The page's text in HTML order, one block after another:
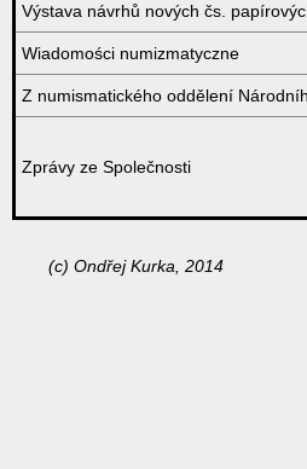
Výstava návrhů nových čs.
Wiadomości numizmatyczne
Z numismatického oddělení
Zprávy ze Společnosti
(c) Ondřej Kurka, 2014